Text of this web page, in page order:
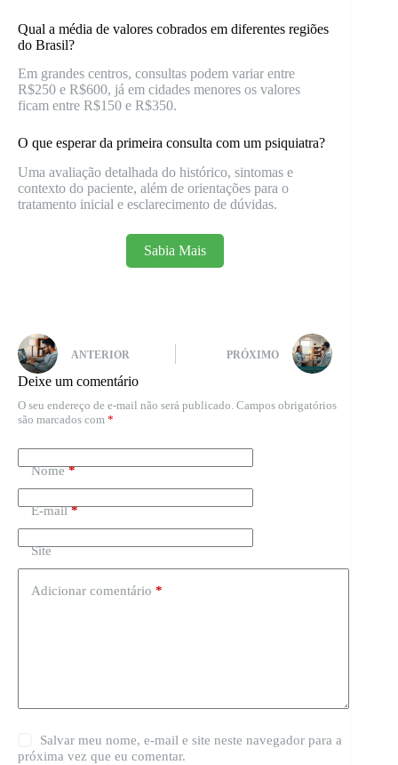
Qual a média de valores cobrados em diferentes regiões
do Brasil?
Em grandes centros, consultas podem variar entre
R$250 e R$600, já em cidades menores os valores
ficam entre R$150 e R$350.
O que esperar da primeira consulta com um psiquiatra?
Uma avaliação detalhada do histórico, sintomas e
contexto do paciente, além de orientações para o
tratamento inicial e esclarecimento de dúvidas.
Sabia Mais
ANTERIOR PRÓXIMO
Deixe um comentário
O seu endereço de e-mail não será publicado. Campos obrigatórios
são marcados com *
Nome*
E-mail*
Site
Adicionar comentário *
Salvar meu nome, e-mail e site neste navegador para a
próxima vez que eu comentar.